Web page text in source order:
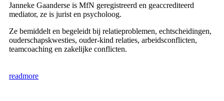
Janneke Gaanderse is MfN geregistreerd en geaccrediteerd
mediator, ze is jurist en psycholoog.
Ze bemiddelt en begeleidt bij relatieproblemen, echtscheidingen,
ouderschapskwesties, ouder-kind relaties, arbeidsconflicten,
teamcoaching en zakelijke conflicten.
readmore